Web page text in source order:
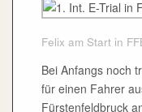
Felix am Start in
Bei Anfangs noch
für einen Fahrer
Fürstenfeldbruck